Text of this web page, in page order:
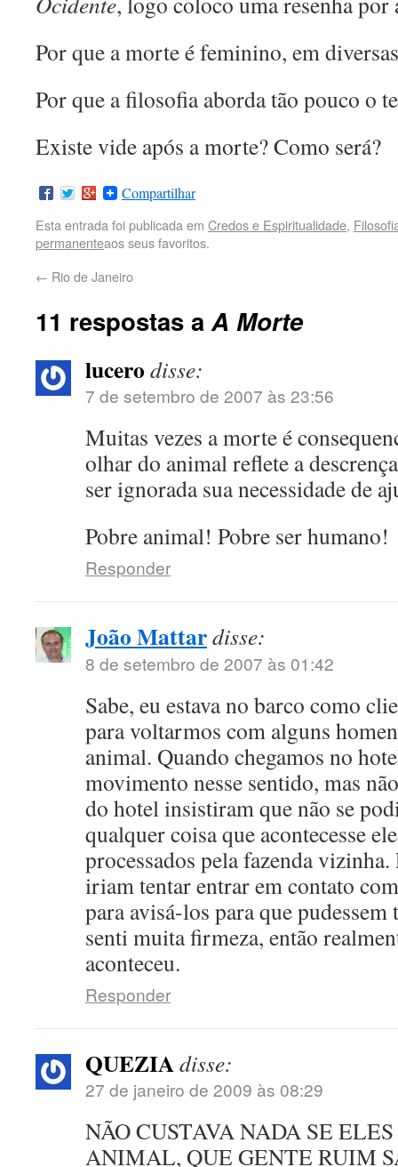
Por que a morte é feminino, em
Por que a filosofia aborda tão pouco o
Existe vide após a morte? Como será?
Compartilhar
Esta entrada foi publicada em Credos e Espiritualidade,
permanenteaos seus favoritos.
← Rio de Janeiro
11 respostas aA Morte
lucero disse:
7 de setembro de 2007 às 23:56
Muitas vezes a morte é
olhar do animal reflete a
ser ignorada sua necessidade de
Pobre animal! Pobre ser humano!
Responder
João Mattardisse:
8 de setembro de 2007 às 01:42
Sabe, eu estava no barco como
para voltarmos com alguns
animal. Quando chegamos no
movimento nesse sentido, mas
do hotel insistiram que não se
qualquer coisa que acontecesse
processados pela fazenda
iriam tentar entrar em contato
para avisá-los para que pudessem
senti muita firmeza, então
aconteceu.
Responder
QUEZIAdisse:
27 de janeiro de 2009 às 08:29
NÃO CUSTAVA NADA SE
ANIMAL, QUE GENTE RUIM